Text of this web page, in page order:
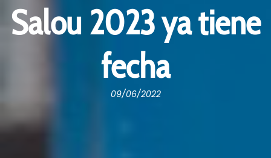
Salou 2023 ya tiene
fecha
09/06/2022